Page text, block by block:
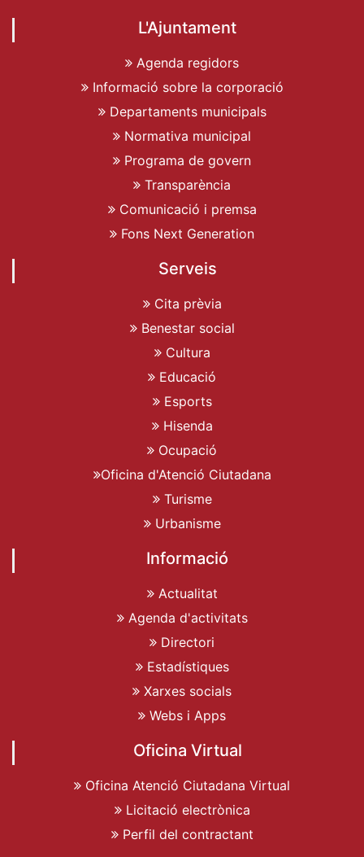
L'Ajuntament
Agenda regidors
Informació sobre la corporació
Departaments municipals
Normativa municipal
Programa de govern
Transparència
Comunicació i premsa
Fons Next Generation
Serveis
Cita prèvia
Benestar social
Cultura
Educació
Esports
Hisenda
Ocupació
Oficina d'Atenció Ciutadana
Turisme
Urbanisme
Informació
Actualitat
Agenda d'activitats
Directori
Estadístiques
Xarxes socials
Webs i Apps
Oficina Virtual
Oficina Atenció Ciutadana Virtual
Licitació electrònica
Perfil del contractant